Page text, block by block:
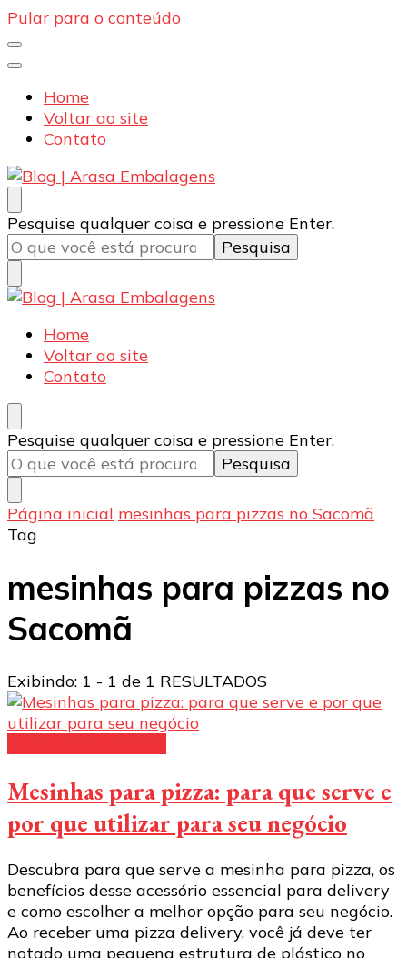
Pular para o conteúdo
Home
Voltar ao site
Contato
Blog | Arasa Embalagens
Confira conteúdos sobre embalagens para pizzas,
doces e salgados. Tudo para seu comércio com a
qualidade Arasa. Leia nossos conteúdos!
Procurando
algo?
Pesquise qualquer coisa e pressione Enter.
Blog | Arasa Embalagens
Confira conteúdos sobre embalagens para pizzas,
doces e salgados. Tudo para seu comércio com a
qualidade Arasa. Leia nossos conteúdos!
Home
Voltar ao site
Contato
Procurando
algo?
Pesquise qualquer coisa e pressione Enter.
Página inicial mesinhas para pizzas no Sacomã
Tag
mesinhas para pizzas no
Sacomã
Exibindo: 1 - 1 de 1 RESULTADOS
Mesinhas para pizza: para que serve e
por que utilizar para seu negócio
Descubra para que serve a mesinha para pizza, os
benefícios desse acessório essencial para delivery
e como escolher a melhor opção para seu negócio.
Ao receber uma pizza delivery, você já deve ter
notado uma pequena estrutura de plástico no